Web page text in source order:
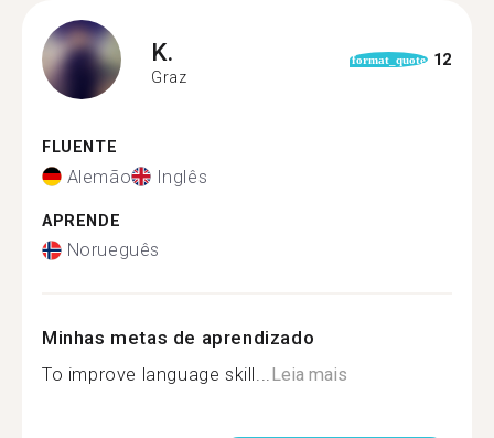
K.
Graz
format_quote 12
FLUENTE
Alemão Inglês
APRENDE
Norueguês
Minhas metas de aprendizado
To improve language skill...Leia mais